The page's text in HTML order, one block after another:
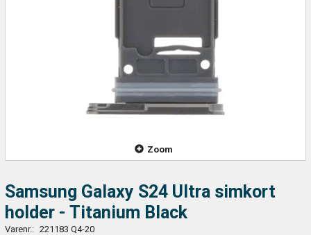
Zoom
Samsung Galaxy S24 Ultra simkort
holder - Titanium Black
Varenr.: 221183 Q4-20